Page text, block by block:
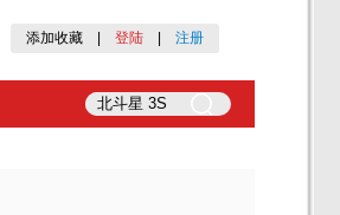
添加收藏 登陆 注册